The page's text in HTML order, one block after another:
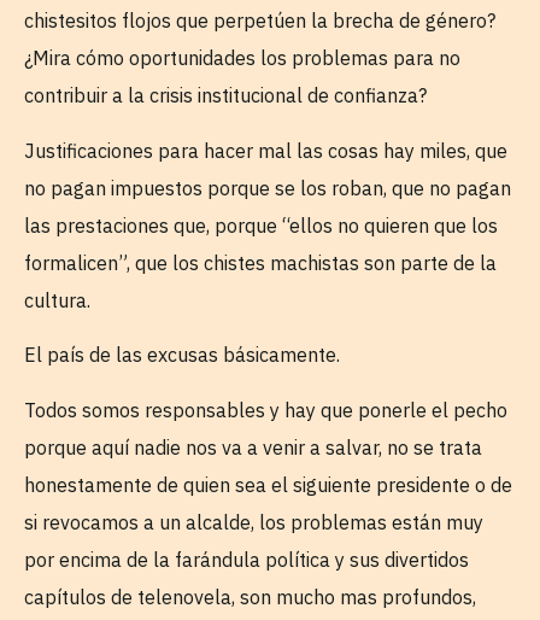
chistesitos flojos que perpetúen la brecha de género?
¿Mira cómo oportunidades los problemas para no
contribuir a la crisis institucional de confianza?
Justificaciones para hacer mal las cosas hay miles, que
no pagan impuestos porque se los roban, que no pagan
las prestaciones que, porque “ellos no quieren que los
formalicen”, que los chistes machistas son parte de la
cultura.
El país de las excusas básicamente.
Todos somos responsables y hay que ponerle el pecho
porque aquí nadie nos va a venir a salvar, no se trata
honestamente de quien sea el siguiente presidente o de
si revocamos a un alcalde, los problemas están muy
por encima de la farándula política y sus divertidos
capítulos de telenovela, son mucho mas profundos,